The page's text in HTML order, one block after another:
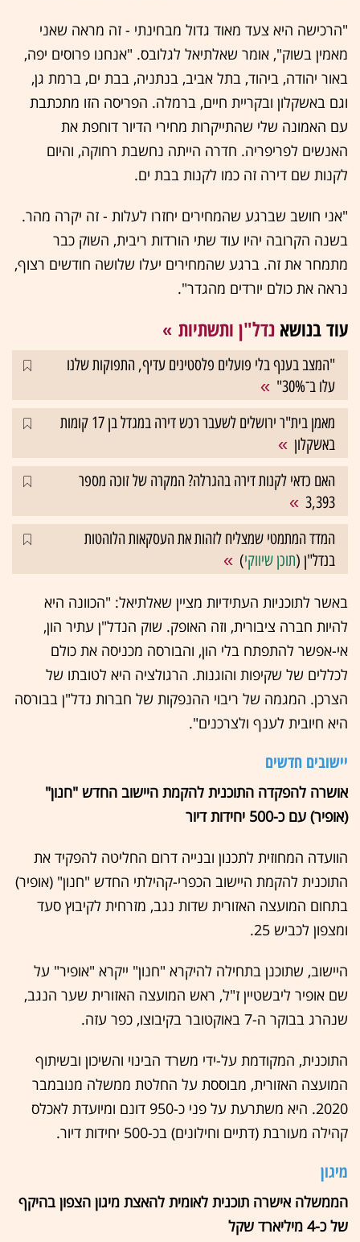
"הרכישה היא צעד מאוד גדול מבחינתי - זה מראה שאני
מאמין בשוק", אומר שאלתיאל לגלובס. "אנחנו פרוסים יפה,
באור יהודה, ביהוד, בתל אביב, בנתניה, בבת ים, ברמת גן,
וגם באשקלון ובקריית חיים, ברמלה. הפריסה הזו מתכתבת
עם האמונה שלי שהתייקרות מחירי הדיור דוחפת את
האנשים לפריפריה. חדרה הייתה נחשבת רחוקה, והיום
לקנות שם דירה זה כמו לקנות בבת ים.
"אני חושב שברגע שהמחירים יחזרו לעלות - זה יקרה מהר.
בשנה הקרובה יהיו עוד שתי הורדות ריבית, השוק כבר
מתמחר את זה. ברגע שהמחירים יעלו שלושה חודשים רצוף,
נראה את כולם יורדים מהגדר".
עוד בנושא נדל"ן ותשתיות
"המצב בענף בלי פועלים פלסטינים עדיף, התפוקות שלנו
עלו ב־30%"
מאמן בית"ר ירושלים לשעבר רכש דירה במגדל בן 17 קומות
באשקלון
האם כדאי לקנות דירה בהגרלה? המקרה של זוכה מספר
3,393
המדד המתמטי שמצליח לזהות את העסקאות הלוהטות
בנדל"ן (תוכן שיווקי)
באשר לתוכניות העתידיות מציין שאלתיאל: "הכוונה היא
להיות חברה ציבורית, וזה האופק. שוק הנדל"ן עתיר הון,
אי-אפשר להתפתח בלי הון, והבורסה מכניסה את כולם
לכללים של שקיפות והוגנות. הרגולציה היא לטובתו של
הצרכן. המגמה של ריבוי ההנפקות של חברות נדל"ן בבורסה
היא חיובית לענף ולצרכנים".
יישובים חדשים
אושרה להפקדה התוכנית להקמת היישוב החדש "חנון"
(אופיר) עם כ-500 יחידות דיור
הוועדה המחוזית לתכנון ובנייה דרום החליטה להפקיד את
התוכנית להקמת היישוב הכפרי-קהילתי החדש "חנון" (אופיר)
בתחום המועצה האזורית שדות נגב, מזרחית לקיבוץ סעד
ומצפון לכביש 25.
היישוב, שתוכנן בתחילה להיקרא "חנון" ייקרא "אופיר" על
שם אופיר ליבשטיין ז"ל, ראש המועצה האזורית שער הנגב,
שנהרג בבוקר ה-7 באוקטובר בקיבוצו, כפר עזה.
התוכנית, המקודמת על-ידי משרד הבינוי והשיכון ובשיתוף
המועצה האזורית, מבוססת על החלטת ממשלה מנובמבר
2020. היא משתרעת על פני כ-950 דונם ומיועדת לאכלס
קהילה מעורבת (דתיים וחילונים) בכ-500 יחידות דיור.
מיגון
הממשלה אישרה תוכנית לאומית להאצת מיגון הצפון בהיקף
של כ-4 מיליארד שקל